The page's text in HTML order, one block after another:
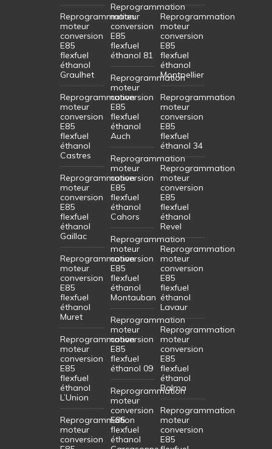
Reprogrammation
moteur
conversion
E85
flexfuel
éthanol
Graulhet
Reprogrammation
moteur
conversion
E85
flexfuel
éthanol
Castres
Reprogrammation
moteur
conversion
E85
flexfuel
éthanol
Gaillac
Reprogrammation
moteur
conversion
E85
flexfuel
éthanol
Muret
Reprogrammation
moteur
conversion
E85
flexfuel
éthanol
L’Union
Reprogrammation
moteur
conversion
Reprogrammation
moteur
conversion
E85
flexfuel
éthanol 81
Reprogrammation
moteur
conversion
E85
flexfuel
éthanol
Auch
Reprogrammation
moteur
conversion
E85
flexfuel
éthanol
Cahors
Reprogrammation
moteur
conversion
E85
flexfuel
éthanol
Montauban
Reprogrammation
moteur
conversion
E85
flexfuel
éthanol 09
Reprogrammation
moteur
conversion
E85
flexfuel
éthanol
Reprogrammation
moteur
conversion
E85
flexfuel
éthanol
Montpellier
Reprogrammation
moteur
conversion
E85
flexfuel
éthanol 34
Reprogrammation
moteur
conversion
E85
flexfuel
éthanol
Revel
Reprogrammation
moteur
conversion
E85
flexfuel
éthanol
Lavaur
Reprogrammation
moteur
conversion
E85
flexfuel
éthanol
Balma
Reprogrammation
moteur
conversion
E85